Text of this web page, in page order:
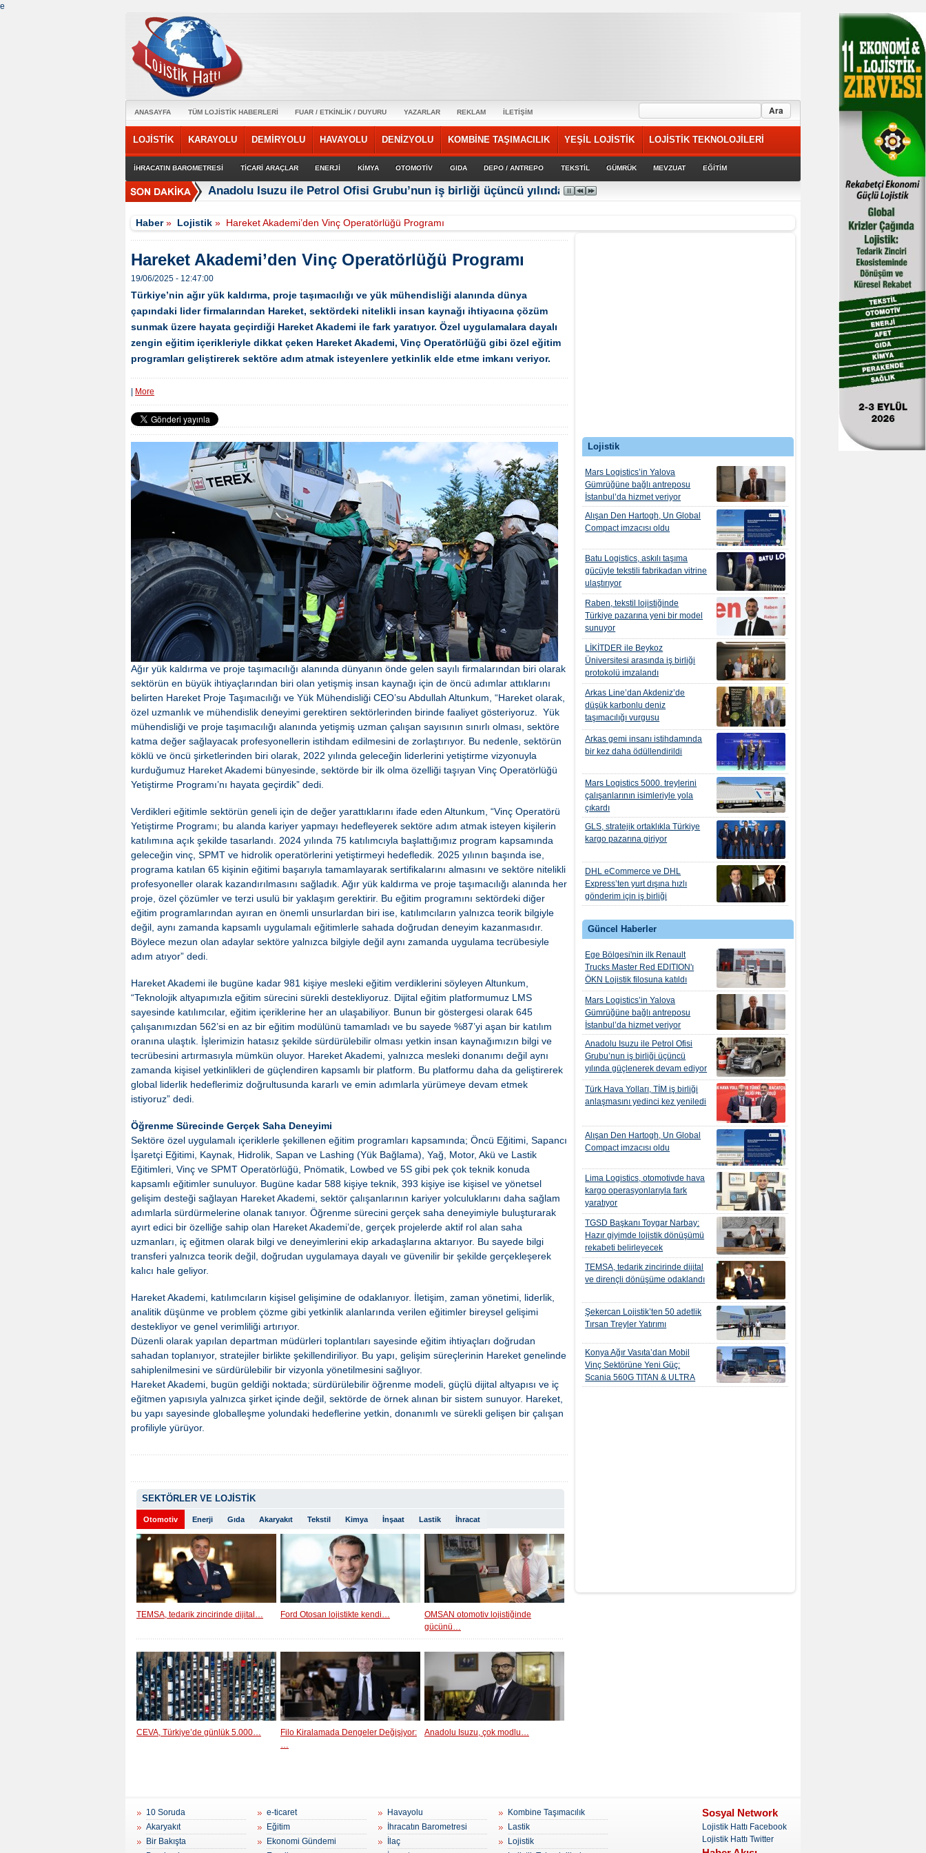
e
ANASAYFA TÜM LOJİSTİK HABERLERİ FUAR / ETKİNLİK / DUYURU YAZARLAR REKLAM İLETİŞİM
LOJİSTİK KARAYOLU DEMİRYOLU HAVAYOLU DENİZYOLU KOMBİNE TAŞIMACILIK YEŞİL LOJİSTİK LOJİSTİK TEKNOLOJİLERİ
İHRACATIN BAROMETRESİ TİCARİ ARAÇLAR ENERJİ KİMYA OTOMOTİV GIDA DEPO / ANTREPO TEKSTİL GÜMRÜK MEVZUAT EĞİTİM
Anadolu Isuzu ile Petrol Ofisi Grubu’nun iş birliği üçüncü yılında güçlenerek devam ediyor
Haber» Lojistik » Hareket Akademi’den Vinç Operatörlüğü Programı
Lojistik
Mars Logistics’in Yalova
Gümrüğüne bağlı antreposu
İstanbul’da hizmet veriyor
Alışan Den Hartogh, Un Global
Compact imzacısı oldu
Batu Logistics, askılı taşıma
gücüyle tekstili fabrikadan vitrine
ulaştırıyor
Raben, tekstil lojistiğinde
Türkiye pazarına yeni bir model
sunuyor
LİKİTDER ile Beykoz
Üniversitesi arasında iş birliği
protokolü imzalandı
Arkas Line’dan Akdeniz’de
düşük karbonlu deniz
taşımacılığı vurgusu
Arkas gemi insanı istihdamında
bir kez daha ödüllendirildi
Mars Logistics 5000. treylerini
çalışanlarının isimleriyle yola
çıkardı
GLS, stratejik ortaklıkla Türkiye
kargo pazarına giriyor
DHL eCommerce ve DHL
Express’ten yurt dışına hızlı
gönderim için iş birliği
Güncel Haberler
Ege Bölgesi'nin ilk Renault
Trucks Master Red EDITION'ı
ÖKN Lojistik filosuna katıldı
Mars Logistics’in Yalova
Gümrüğüne bağlı antreposu
İstanbul’da hizmet veriyor
Anadolu Isuzu ile Petrol Ofisi
Grubu’nun iş birliği üçüncü
yılında güçlenerek devam ediyor
Türk Hava Yolları, TİM iş birliği
anlaşmasını yedinci kez yeniledi
Alışan Den Hartogh, Un Global
Compact imzacısı oldu
Lima Logistics, otomotivde hava
kargo operasyonlarıyla fark
yaratıyor
TGSD Başkanı Toygar Narbay:
Hazır giyimde lojistik dönüşümü
rekabeti belirleyecek
TEMSA, tedarik zincirinde dijital
ve dirençli dönüşüme odaklandı
Şekercan Lojistik’ten 50 adetlik
Tırsan Treyler Yatırımı
Konya Ağır Vasıta’dan Mobil
Vinç Sektörüne Yeni Güç:
Scania 560G TITAN & ULTRA
Hareket Akademi’den Vinç Operatörlüğü Programı
19/06/2025 - 12:47:00
Türkiye’nin ağır yük kaldırma, proje taşımacılığı ve yük mühendisliği alanında dünya
çapındaki lider firmalarından Hareket, sektördeki nitelikli insan kaynağı ihtiyacına çözüm
sunmak üzere hayata geçirdiği Hareket Akademi ile fark yaratıyor. Özel uygulamalara dayalı
zengin eğitim içerikleriyle dikkat çeken Hareket Akademi, Vinç Operatörlüğü gibi özel eğitim
programları geliştirerek sektöre adım atmak isteyenlere yetkinlik elde etme imkanı veriyor.
More
Ağır yük kaldırma ve proje taşımacılığı alanında dünyanın önde gelen sayılı firmalarından biri olarak
sektörün en büyük ihtiyaçlarından biri olan yetişmiş insan kaynağı için de öncü adımlar attıklarını
belirten Hareket Proje Taşımacılığı ve Yük Mühendisliği CEO’su Abdullah Altunkum, “Hareket olarak,
özel uzmanlık ve mühendislik deneyimi gerektiren sektörlerinden birinde faaliyet gösteriyoruz. Yük
mühendisliği ve proje taşımacılığı alanında yetişmiş uzman çalışan sayısının sınırlı olması, sektöre
katma değer sağlayacak profesyonellerin istihdam edilmesini de zorlaştırıyor. Bu nedenle, sektörün
köklü ve öncü şirketlerinden biri olarak, 2022 yılında geleceğin liderlerini yetiştirme vizyonuyla
kurduğumuz Hareket Akademi bünyesinde, sektörde bir ilk olma özelliği taşıyan Vinç Operatörlüğü
Yetiştirme Programı’nı hayata geçirdik” dedi.
Verdikleri eğitimle sektörün geneli için de değer yarattıklarını ifade eden Altunkum, “Vinç Operatörü
Yetiştirme Programı; bu alanda kariyer yapmayı hedefleyerek sektöre adım atmak isteyen kişilerin
katılımına açık şekilde tasarlandı. 2024 yılında 75 katılımcıyla başlattığımız program kapsamında
geleceğin vinç, SPMT ve hidrolik operatörlerini yetiştirmeyi hedefledik. 2025 yılının başında ise,
programa katılan 65 kişinin eğitimi başarıyla tamamlayarak sertifikalarını almasını ve sektöre nitelikli
profesyoneller olarak kazandırılmasını sağladık. Ağır yük kaldırma ve proje taşımacılığı alanında her
proje, özel çözümler ve terzi usulü bir yaklaşım gerektirir. Bu eğitim programını sektördeki diğer
eğitim programlarından ayıran en önemli unsurlardan biri ise, katılımcıların yalnızca teorik bilgiyle
değil, aynı zamanda kapsamlı uygulamalı eğitimlerle sahada doğrudan deneyim kazanmasıdır.
Böylece mezun olan adaylar sektöre yalnızca bilgiyle değil aynı zamanda uygulama tecrübesiyle
adım atıyor” dedi.
Hareket Akademi ile bugüne kadar 981 kişiye mesleki eğitim verdiklerini söyleyen Altunkum,
“Teknolojik altyapımızla eğitim sürecini sürekli destekliyoruz. Dijital eğitim platformumuz LMS
sayesinde katılımcılar, eğitim içeriklerine her an ulaşabiliyor. Bunun bir göstergesi olarak 645
çalışanımızdan 562’si en az bir eğitim modülünü tamamladı ve bu sayede %87’yi aşan bir katılım
oranına ulaştık. İşlerimizin hatasız şekilde sürdürülebilir olması yetkin insan kaynağımızın bilgi ve
tecrübesini artırmasıyla mümkün oluyor. Hareket Akademi, yalnızca mesleki donanımı değil aynı
zamanda kişisel yetkinlikleri de güçlendiren kapsamlı bir platform. Bu platformu daha da geliştirerek
global liderlik hedeflerimiz doğrultusunda kararlı ve emin adımlarla yürümeye devam etmek
istiyoruz” dedi.
Öğrenme Sürecinde Gerçek Saha Deneyimi
Sektöre özel uygulamalı içeriklerle şekillenen eğitim programları kapsamında; Öncü Eğitimi, Sapancı
İşaretçi Eğitimi, Kaynak, Hidrolik, Sapan ve Lashing (Yük Bağlama), Yağ, Motor, Akü ve Lastik
Eğitimleri, Vinç ve SPMT Operatörlüğü, Pnömatik, Lowbed ve 5S gibi pek çok teknik konuda
kapsamlı eğitimler sunuluyor. Bugüne kadar 588 kişiye teknik, 393 kişiye ise kişisel ve yönetsel
gelişim desteği sağlayan Hareket Akademi, sektör çalışanlarının kariyer yolculuklarını daha sağlam
adımlarla sürdürmelerine olanak tanıyor. Öğrenme sürecini gerçek saha deneyimiyle buluşturarak
ayırt edici bir özelliğe sahip olan Hareket Akademi’de, gerçek projelerde aktif rol alan saha
uzmanları, iç eğitmen olarak bilgi ve deneyimlerini ekip arkadaşlarına aktarıyor. Bu sayede bilgi
transferi yalnızca teorik değil, doğrudan uygulamaya dayalı ve güvenilir bir şekilde gerçekleşerek
kalıcı hale geliyor.
Hareket Akademi, katılımcıların kişisel gelişimine de odaklanıyor. İletişim, zaman yönetimi, liderlik,
analitik düşünme ve problem çözme gibi yetkinlik alanlarında verilen eğitimler bireysel gelişimi
destekliyor ve genel verimliliği artırıyor.
Düzenli olarak yapılan departman müdürleri toplantıları sayesinde eğitim ihtiyaçları doğrudan
sahadan toplanıyor, stratejiler birlikte şekillendiriliyor. Bu yapı, gelişim süreçlerinin Hareket genelinde
sahiplenilmesini ve sürdürülebilir bir vizyonla yönetilmesini sağlıyor.
Hareket Akademi, bugün geldiği noktada; sürdürülebilir öğrenme modeli, güçlü dijital altyapısı ve iç
eğitmen yapısıyla yalnızca şirket içinde değil, sektörde de örnek alınan bir sistem sunuyor. Hareket,
bu yapı sayesinde globalleşme yolundaki hedeflerine yetkin, donanımlı ve sürekli gelişen bir çalışan
profiliyle yürüyor.
SEKTÖRLER VE LOJİSTİK
Otomotiv Enerji Gıda Akaryakıt Tekstil Kimya İnşaat Lastik İhracat
TEMSA, tedarik zincirinde dijital… Ford Otosan lojistikte kendi…
OMSAN otomotiv lojistiğinde
gücünü…
CEVA, Türkiye’de günlük 5.000…
Filo Kiralamada Dengeler Değişiyor:
…
Anadolu Isuzu, çok modlu…
10 Soruda
Akaryakıt
Bir Bakışta
e-ticaret
Eğitim
Ekonomi Gündemi
Havayolu
İhracatın Barometresi
İlaç
Kombine Taşımacılık
Lastik
Lojistik
Sosyal Network
Lojistik Hattı Facebook
Lojistik Hattı Twitter